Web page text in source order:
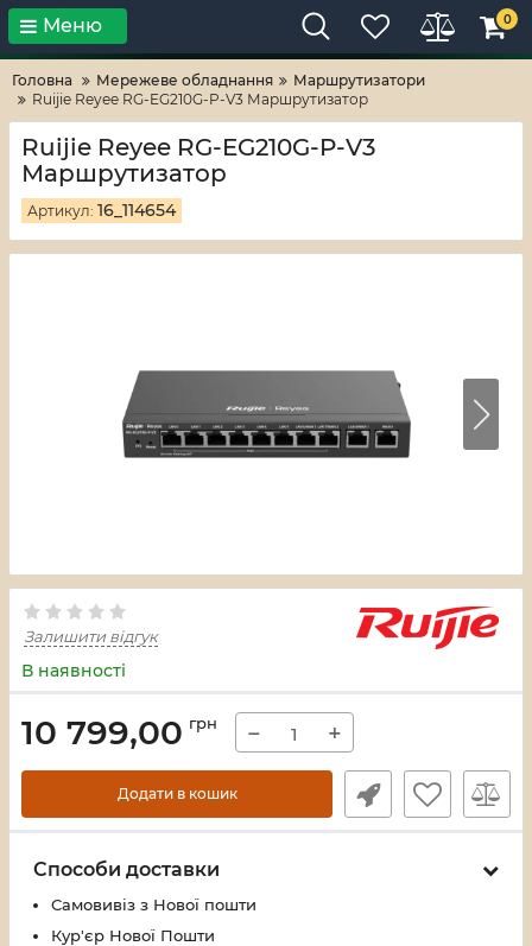
Тільки високі технології! RV-ZAFT
Меню 0
Головна Мережеве обладнання
Маршрутизатори
Ruijie Reyee RG-EG210G-P-V3 Маршрутизатор
Ruijie Reyee RG-EG210G-P-V3
Маршрутизатор
Артикул: 16_114654
Залишити відгук
В наявності
10 799,00 грн − +
Додати в кошик
Способи доставки
Самовивіз з Нової пошти
Кур'єр Нової Пошти